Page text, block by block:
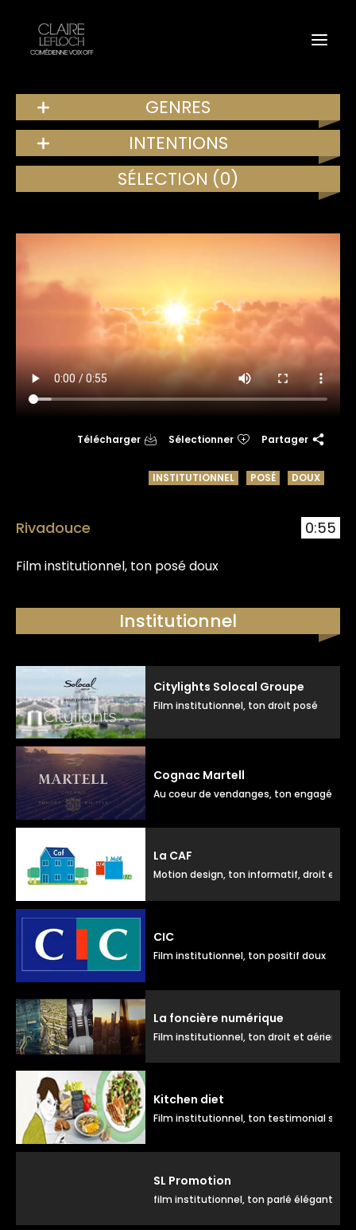
GENRES
INTENTIONS
SÉLECTION (0)
Rivadouce 0:55
Film institutionnel, ton posé doux
Télécharger Sélectionner Partager
INSTITUTIONNEL POSÉ DOUX
Institutionnel
Citylights Solocal Groupe
Film institutionnel, ton droit posé
Cognac Martell
Au coeur de vendanges, ton engagé
La CAF
Motion design, ton informatif, droit et
CIC
Film institutionnel, ton positif doux
La foncière numérique
Film institutionnel, ton droit et aérien
Kitchen diet
Film institutionnel, ton testimonial
SL Promotion
film institutionnel, ton parlé élégant